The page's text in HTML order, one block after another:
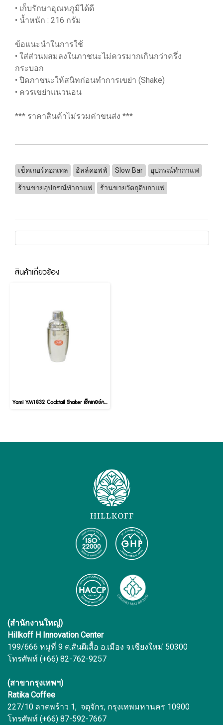
• เก็บรักษาอุณหภูมิได้ดี
• น้ำหนัก : 216 กรัม
ข้อแนะนำในการใช้
• ใส่ส่วนผสมลงในภาชนะไม่ควรมากเกินกว่าครึ่ง
กระบอก
• ปิดภาชนะให้สนิทก่อนทำการเขย่า (Shake)
• ควรเขย่าแนวนอน
*** ราคาสินค้าไม่รวมค่าขนส่ง ***
เช็คเกอร์คอกเทล ฮิลล์คอฟฟ์ Slow Bar อุปกรณ์ทำกาแฟ
ร้านขายอุปกรณ์ทำกาแฟ ร้านขายวัตถุดิบกาแฟ
สินค้าเกี่ยวข้อง
Yami YM1832 Cocktail Shaker เช็คเกอร์คอกเทล ขนาด 550 cc.
(สำนักงานใหญ่)
Hillkoff H Innovation Center
199/666 หมู่ที่ 9 ต.สันผีเสื้อ อ.เมือง จ.เชียงใหม่ 50300
โทรศัพท์ (+66) 82-762-9257
(สาขากรุงเทพฯ)
Ratika Coffee
227/10 ลาดพร้าว 1, จตุจักร, กรุงเทพมหานคร 10900
โทรศัพท์ (+66) 87-592-7667